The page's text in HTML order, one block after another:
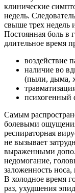
клинические
недель.
свыше трех недель
Постоянная боль в
длительное время
воздействие
наличие во
(пыли, дыма,
психогенный
Самым
болевыми
респираторная
не вызывает
выраженными
недомогание,
заложенность
В холодное время
раз, ухудшения